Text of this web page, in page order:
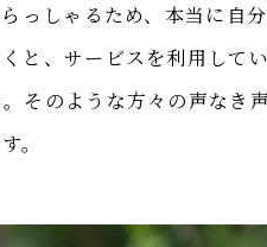
っしゃるため、本当に自
と、サービスを利用して
のような方々の声なき
。